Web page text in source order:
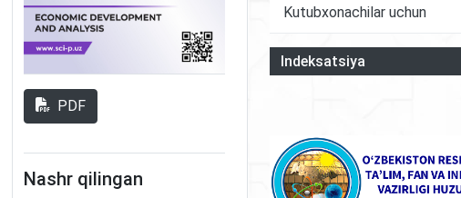
PDF
Nashr qilingan
Kutubxonachilar uchun
Indeksatsiya